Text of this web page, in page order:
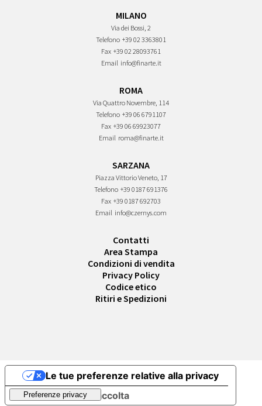
MILANO
Via dei Bossi, 2
Telefono +39 02 3363801
Fax +39 02 28093761
Email info@finarte.it
ROMA
Via Quattro Novembre, 114
Telefono +39 06 6791107
Fax +39 06 69923077
Email roma@finarte.it
SARZANA
Piazza Vittorio Veneto, 17
Telefono +39 0187 691376
Fax +39 0187 692703
Email info@czernys.com
Contatti
Area Stampa
Condizioni di vendita
Privacy Policy
Codice etico
Ritiri e Spedizioni
Informativa sulla raccolta
Le tue preferenze relative alla privacy